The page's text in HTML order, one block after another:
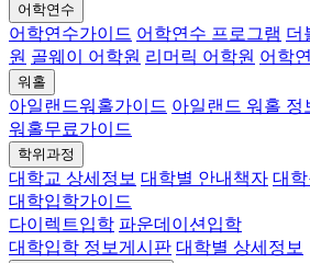
어학연수
어학연수가이드 어학연수 프로그램 더
원 골웨이 어학원 리머릭 어학원 어학
워홀
아일랜드워홀가이드 아일랜드 워홀 정
워홀무료가이드
학위과정
대학교 상세정보 대학별 안내책자 대
대학입학가이드
다이렉트입학 파운데이션입학
대학입학 정보게시판 대학별 상세정보